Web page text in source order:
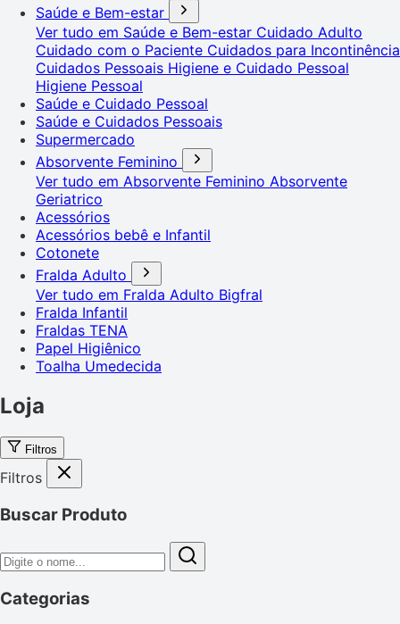
Saúde e Bem-estar
Ver tudo em Saúde e Bem-estar Cuidado Adulto
Cuidado com o Paciente Cuidados para Incontinência
Cuidados Pessoais Higiene e Cuidado Pessoal
Higiene Pessoal
Saúde e Cuidado Pessoal
Saúde e Cuidados Pessoais
Supermercado
Absorvente Feminino
Ver tudo em Absorvente Feminino Absorvente
Geriatrico
Acessórios
Acessórios bebê e Infantil
Cotonete
Fralda Adulto
Ver tudo em Fralda Adulto Bigfral
Fralda Infantil
Fraldas TENA
Papel Higiênico
Toalha Umedecida
Loja
Filtros
Filtros
Buscar Produto
Categorias